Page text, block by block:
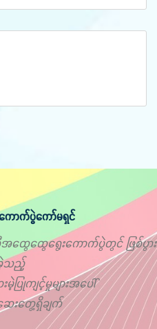
ောက်ပွဲကော်မရှင်
အထွေထွေရွေးကောက်ပွဲတွင် ဖြစ်ပွား
သည့်
ပြုကျင့်မှုများအပေါ်
ေးတွေ့ရှိချက်